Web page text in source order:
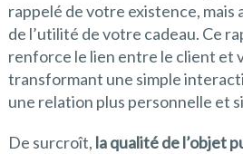
rappelé de votre existence, mais
de l’utilité de votre cadeau. Ce
renforce le lien entre le client et
transformant une simple
une relation plus personnelle et
De surcroît, la qualité de l’objet